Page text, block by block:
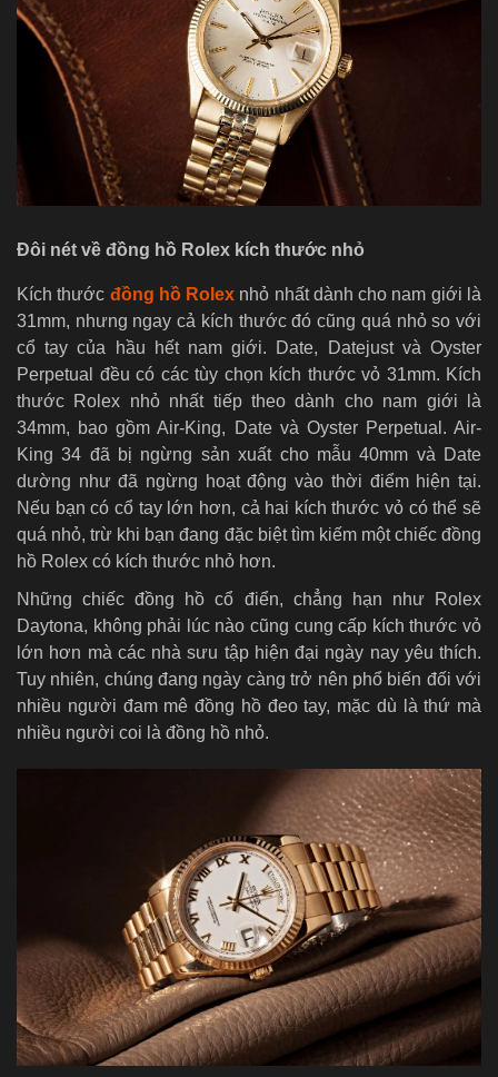
Đôi nét về đồng hồ Rolex kích thước nhỏ
Kích thước đồng hồ Rolex nhỏ nhất dành cho nam giới là
31mm, nhưng ngay cả kích thước đó cũng quá nhỏ so với
cổ tay của hầu hết nam giới. Date, Datejust và Oyster
Perpetual đều có các tùy chọn kích thước vỏ 31mm. Kích
thước Rolex nhỏ nhất tiếp theo dành cho nam giới là
34mm, bao gồm Air-King, Date và Oyster Perpetual. Air-
King 34 đã bị ngừng sản xuất cho mẫu 40mm và Date
dường như đã ngừng hoạt động vào thời điểm hiện tại.
Nếu bạn có cổ tay lớn hơn, cả hai kích thước vỏ có thể sẽ
quá nhỏ, trừ khi bạn đang đặc biệt tìm kiếm một chiếc đồng
hồ Rolex có kích thước nhỏ hơn.
Những chiếc đồng hồ cổ điển, chẳng hạn như Rolex
Daytona, không phải lúc nào cũng cung cấp kích thước vỏ
lớn hơn mà các nhà sưu tập hiện đại ngày nay yêu thích.
Tuy nhiên, chúng đang ngày càng trở nên phổ biến đối với
nhiều người đam mê đồng hồ đeo tay, mặc dù là thứ mà
nhiều người coi là đồng hồ nhỏ.